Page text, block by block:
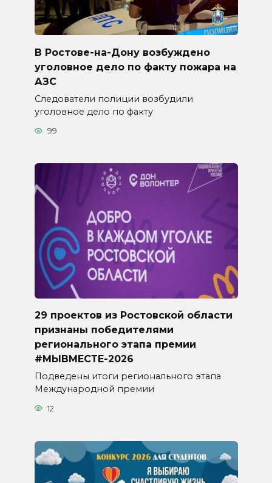
В Ростове-на-Дону возбуждено
уголовное дело по факту пожара на
АЗС
Следователи полиции возбудили
уголовное дело по факту
99
29 проектов из Ростовской области
признаны победителями
регионального этапа премии
#МЫВМЕСТЕ-2026
Подведены итоги регионального этапа
Международной премии
12